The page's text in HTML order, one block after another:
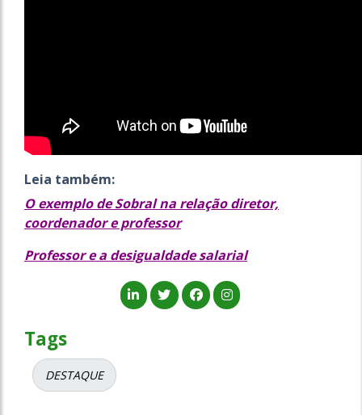
Leia também:
O exemplo de Sobral na relação diretor,
coordenador e professor
Professor e a desigualdade salarial
Tags
DESTAQUE